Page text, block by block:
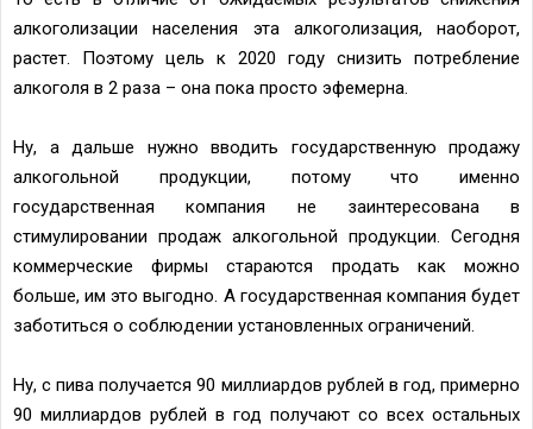
алкоголизации населения эта алкоголизация, наоборот,
растет. Поэтому цель к 2020 году снизить потребление
алкоголя в 2 раза – она пока просто эфемерна.
Ну, а дальше нужно вводить государственную продажу
алкогольной продукции, потому что именно
государственная компания не заинтересована в
стимулировании продаж алкогольной продукции. Сегодня
коммерческие фирмы стараются продать как можно
больше, им это выгодно. А государственная компания будет
заботиться о соблюдении установленных ограничений.
Ну, с пива получается 90 миллиардов рублей в год, примерно
90 миллиардов рублей в год получают со всех остальных